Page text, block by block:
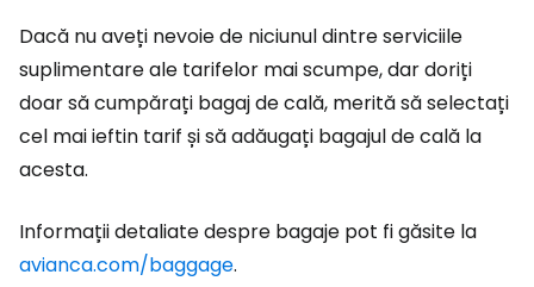
Dacă nu aveți nevoie de niciunul dintre serviciile
suplimentare ale tarifelor mai scumpe, dar doriți
doar să cumpărați bagaj de cală, merită să selectați
cel mai ieftin tarif și să adăugați bagajul de cală la
acesta.
Informații detaliate despre bagaje pot fi găsite la
avianca.com/baggage.